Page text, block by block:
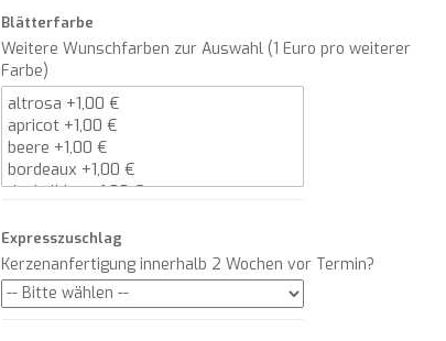
Blätterfarbe
Weitere Wunschfarben zur Auswahl (1 Euro pro weiterer
Farbe)
Expresszuschlag
Kerzenanfertigung innerhalb 2 Wochen vor Termin?